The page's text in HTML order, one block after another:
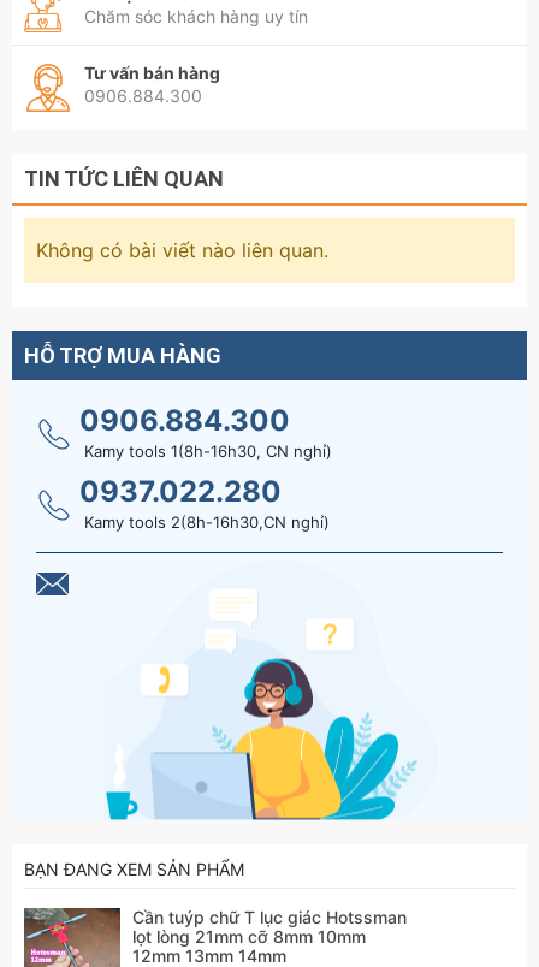
Chăm sóc khách hàng uy tín
Tư vấn bán hàng
0906.884.300
TIN TỨC LIÊN QUAN
Không có bài viết nào liên quan.
HỖ TRỢ MUA HÀNG
0906.884.300
Kamy tools 1(8h-16h30, CN nghỉ)
0937.022.280
Kamy tools 2(8h-16h30,CN nghỉ)
BẠN ĐANG XEM SẢN PHẨM
Cần tuýp chữ T lục giác Hotssman
lọt lòng 21mm cỡ 8mm 10mm
12mm 13mm 14mm